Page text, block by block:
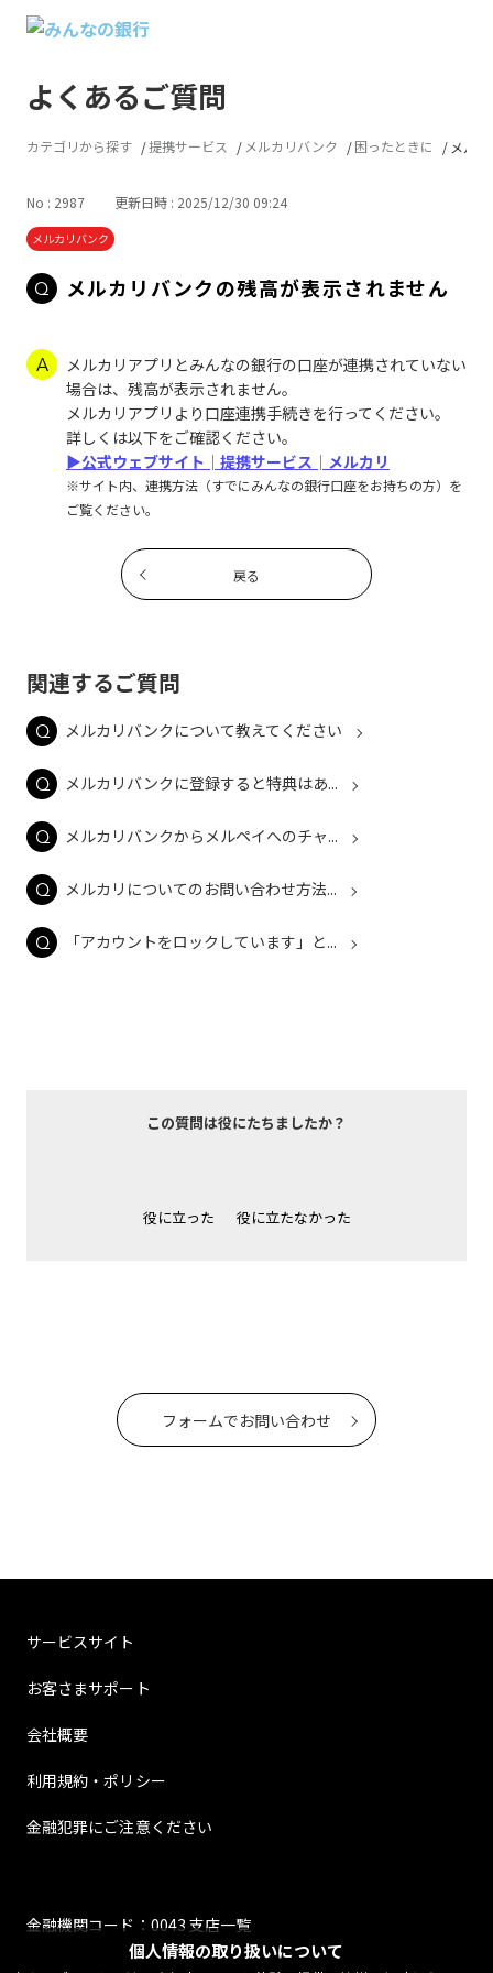
よくあるご質問
個人情報の取り扱いについて
カテゴリから探す 提携サービス メルカリバンク 困ったときに メル
No : 2987 更新日時 : 2025/12/30 09:24
メルカリバンク
メルカリバンクの残高が表示されません
メルカリアプリとみんなの銀行の口座が連携されていない
場合は、残高が表示されません。
メルカリアプリより口座連携手続きを行ってください。
詳しくは以下をご確認ください。
▶公式ウェブサイト│提携サービス│メルカリ
※サイト内、連携方法（すでにみんなの銀行口座をお持ちの方）を
ご覧ください。
戻る
関連するご質問
メルカリバンクについて教えてください
メルカリバンクに登録すると特典はあ...
メルカリバンクからメルペイへのチャ...
メルカリについてのお問い合わせ方法...
「アカウントをロックしています」と...
この質問は役にたちましたか？
役に立った 役に立たなかった
フォームでお問い合わせ
サービスサイト
お客さまサポート
会社概要
利用規約・ポリシー
金融犯罪にご注意ください
金融機関コード：0043 支店一覧